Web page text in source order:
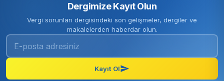
Dergimize Kayıt Olun
Vergi sorunları dergisindeki son gelişmeler, dergiler ve
makalelerden haberdar olun.
Kayıt Ol